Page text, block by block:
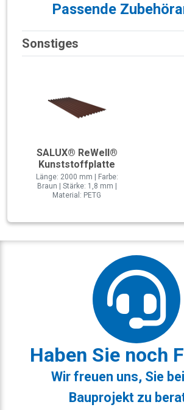
Passende
Sonstiges
SALUX® ReWell®
Kunststoffplatte
Länge: 2000 mm | Farbe:
Braun | Stärke: 1,8 mm |
Material: PETG
Haben Sie noch
Wir freuen uns, Sie
Bauprojekt zu